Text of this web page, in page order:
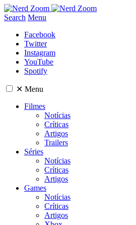
Search Menu
Facebook
Twitter
Instagram
YouTube
Spotify
✕ Menu
Filmes
Notícias
Críticas
Artigos
Trailers
Séries
Notícias
Críticas
Artigos
Games
Notícias
Críticas
Artigos